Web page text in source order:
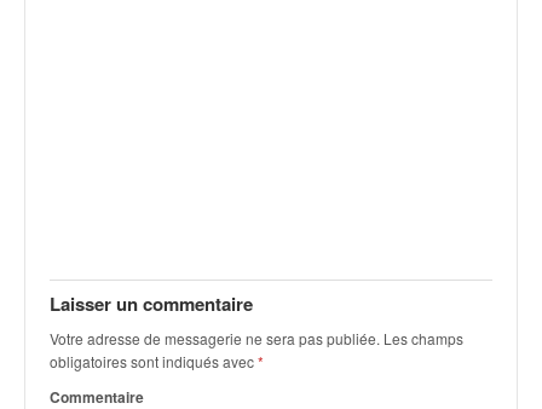
Laisser un commentaire
Votre adresse de messagerie ne sera pas publiée. Les champs
obligatoires sont indiqués avec*
Commentaire